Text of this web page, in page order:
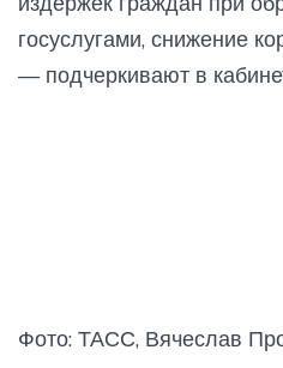
госуслугами, снижение
— подчеркивают в
Фото: ТАСС, Вячеслав